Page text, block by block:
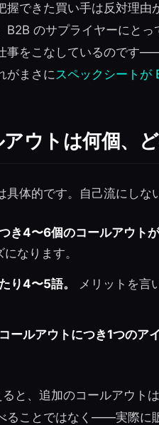
握できた買い手は反対理
B2B のサプライヤーにと
事をこなしているのです
がまさに スペックシートが
アウトは何個、
具体的です。自己流にしな
き4〜6個のコールアウトが
になります。
り4〜5語。
メリットを言
ールアウトにつき1つのアイ
と、追加のコールアウト
ることではなく——実際に